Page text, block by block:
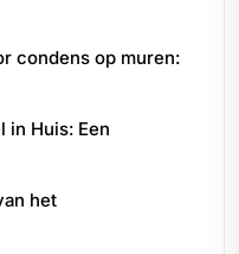
condens op muren:
in Huis: Een
het